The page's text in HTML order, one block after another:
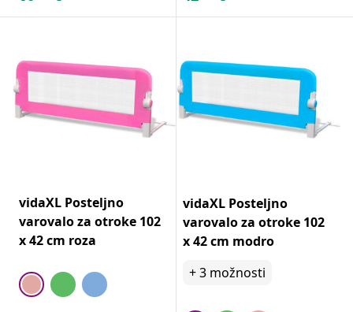
vidaXL Posteljno
varovalo za otroke 102
x 42 cm roza
vidaXL Posteljno
varovalo za otroke 102
x 42 cm modro
+3 možnosti